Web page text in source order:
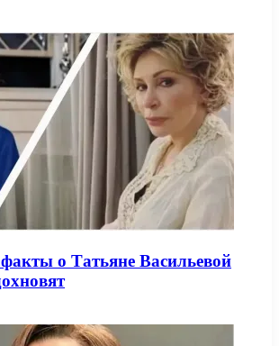
о Татьяне Васильевой